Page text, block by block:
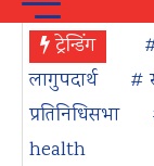
ट्रेन्डिंग
लागुपदार्थ
#
प्रतिनिधिसभा
health